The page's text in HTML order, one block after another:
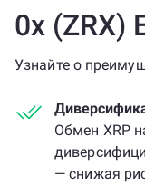
0x (ZRX)
Узнайте о
Обмен XRP
— снижая